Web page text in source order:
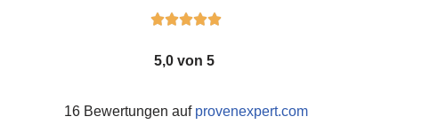

5,0 von 5
16 Bewertungen auf provenexpert.com